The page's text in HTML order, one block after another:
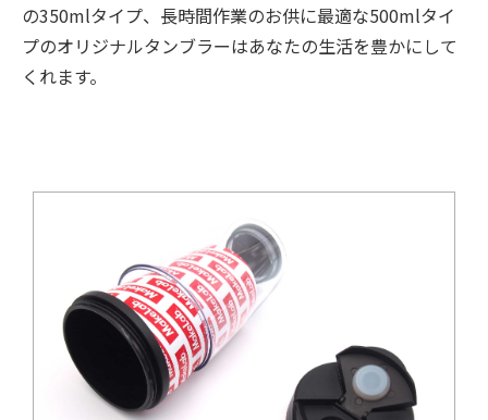
の350mlタイプ、長時間作業のお供に最適な500mlタイ
プのオリジナルタンブラーはあなたの生活を豊かにして
くれます。